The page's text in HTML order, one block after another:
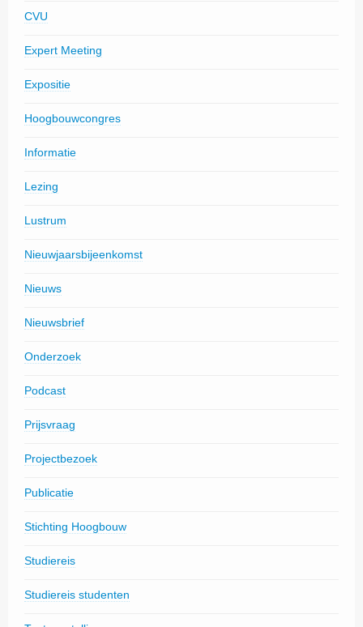
CVU
Expert Meeting
Expositie
Hoogbouwcongres
Informatie
Lezing
Lustrum
Nieuwjaarsbijeenkomst
Nieuws
Nieuwsbrief
Onderzoek
Podcast
Prijsvraag
Projectbezoek
Publicatie
Stichting Hoogbouw
Studiereis
Studiereis studenten